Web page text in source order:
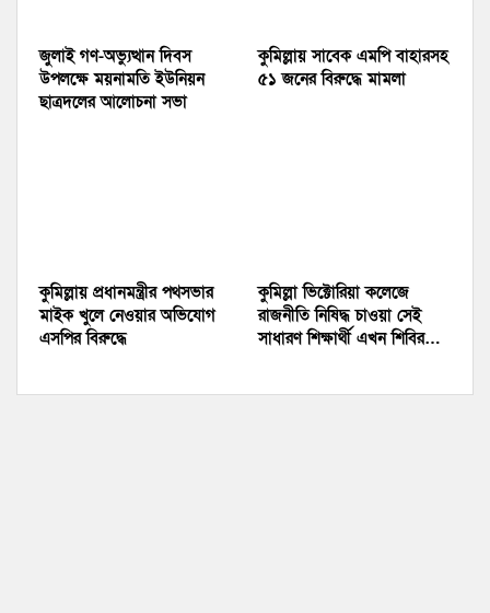
জুলাই গণ-অভ্যুত্থান দিবস
উপলক্ষে ময়নামতি ইউনিয়ন
ছাত্রদলের আলোচনা সভা
কুমিল্লায় সাবেক এমপি বাহারসহ
৫১ জনের বিরুদ্ধে মামলা
কুমিল্লায় প্রধানমন্ত্রীর পথসভার
মাইক খুলে নেওয়ার অভিযোগ
এসপির বিরুদ্ধে
কুমিল্লা ভিক্টোরিয়া কলেজে
রাজনীতি নিষিদ্ধ চাওয়া সেই
সাধারণ শিক্ষার্থী এখন শিবির…